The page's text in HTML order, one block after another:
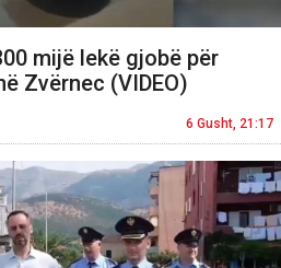
mijë lekë gjobë për
Zvërnec (VIDEO)
6 Gusht, 21:17